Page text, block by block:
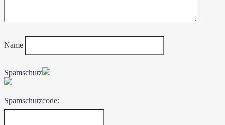
Name
Spamschutz
Spamschutzcode: